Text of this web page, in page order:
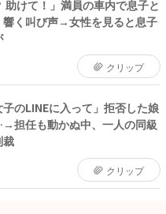
助けて！」満員の車内で息子と
響く叫び声→女性を見ると息子
クリップ
のLINEに入って」拒否した娘
担任も動かぬ中、一人の同級
裁
クリップ